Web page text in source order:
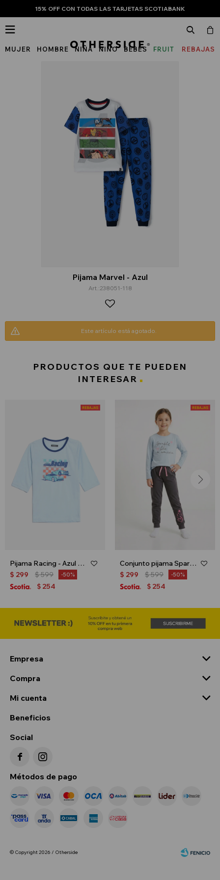
15% OFF CON TODAS LAS TARJETAS SCOTIABANK
MUJER HOMBRE NIÑA NIÑO BEBÉS
FRUIT
REBAJAS

Pijama Marvel - Azul
238051-118
Este artículo está agotado.
PRODUCTOS QUE TE PUEDEN
INTERESAR
Pijama Racing - Azul marino
$ 299 $599 50
$ 254
Conjunto pijama Sparkle - Celeste
$ 299 $599 50
$ 254
Empresa
Compra
Mi cuenta
Beneficios
Social
 
Métodos de pago
© Copyright 2026 / Otherside